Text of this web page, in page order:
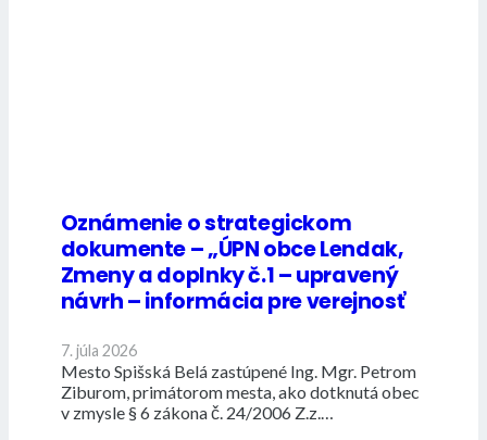
Oznámenie o strategickom
dokumente – „ÚPN obce Lendak,
Zmeny a doplnky č.1 – upravený
návrh – informácia pre verejnosť
7. júla 2026
Mesto Spišská Belá zastúpené Ing. Mgr. Petrom
Ziburom, primátorom mesta, ako dotknutá obec
v zmysle § 6 zákona č. 24/2006 Z.z.…